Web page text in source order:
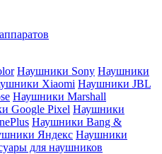
Наушники Sony Наушники
Xiaomi Наушники JBL
Наушники Marshall
Google Pixel Наушники
Наушники Bang &
Яндекс Наушники
для наушников